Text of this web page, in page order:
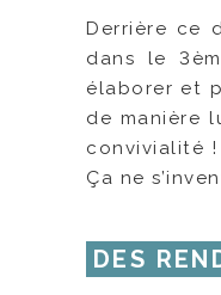
Derrière ce
dans le
élaborer et
de manière
convivialité
Ça ne
DES